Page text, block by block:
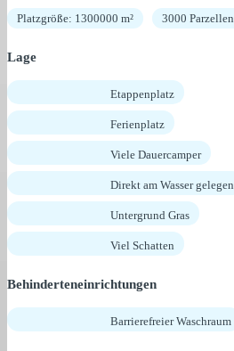
Platzgröße: 1300000 m² 3000 Parzellen
Lage
Etappenplatz
Ferienplatz
Viele Dauercamper
Direkt am Wasser gelegen
Untergrund Gras
Viel Schatten
Behinderteneinrichtungen
Barrierefreier Waschraum